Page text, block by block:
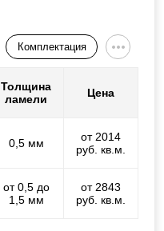
Комплектация
Толщина
ламели
Цена
0,5 мм
от 2014
руб. кв.м.
от 0,5 до
1,5 мм
от 2843
руб. кв.м.